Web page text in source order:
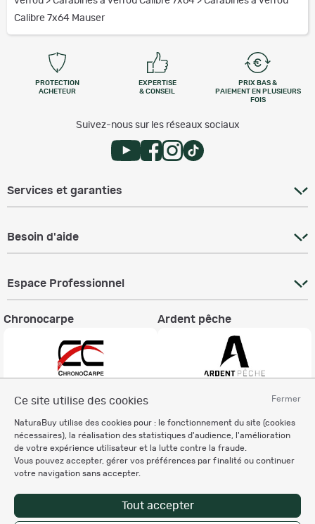
Fermer
Ce site utilise des cookies
NaturaBuy utilise des cookies pour : le fonctionnement du site (cookies
nécessaires), la réalisation des statistiques d'audience, l'amélioration
de votre expérience utilisateur et la lutte contre la fraude.
Vous pouvez accepter, gérer vos préférences par finalité ou continuer
votre navigation sans accepter.
Tout accepter
Calibre 7x64 Mauser
PROTECTION
ACHETEUR
EXPERTISE
& CONSEIL
PRIX BAS &
PAIEMENT EN PLUSIEURS
FOIS
Suivez-nous sur les réseaux sociaux
Services et garanties
Besoin d'aide
Espace Professionnel
Chronocarpe Ardent pêche
Charte éthique
Mentions légales
Règlement & Conditions d'utilisation
Politique de protection
des données personnelles
Personnalisation des cookies